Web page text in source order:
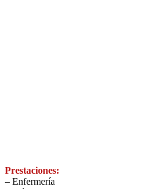
Prestaciones:
– Enfermería